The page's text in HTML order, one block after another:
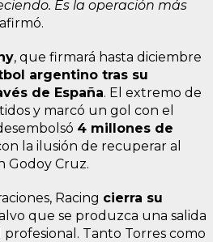
Es la operación más
, que firmará hasta diciembre
argentino tras su
de España. El extremo de
y marcó un gol con el
4 millones de
la ilusión de recuperar al
Godoy Cruz.
Racing cierra su
que se produzca una salida
Tanto Torres como